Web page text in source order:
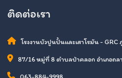
ติดต่อเรา
โรงงานบัวปูนปั้นและเสาโรมัน - GRC
87/16 หมู่ที่ 8 ตำบลป่าคลอก อำเภอถล